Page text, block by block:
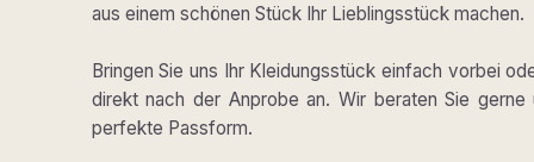
aus einem schönen Stück Ihr Lieblingsstück machen.
Bringen Sie uns Ihr Kleidungsstück einfach vorbei
direkt nach der Anprobe an. Wir beraten Sie
perfekte Passform.